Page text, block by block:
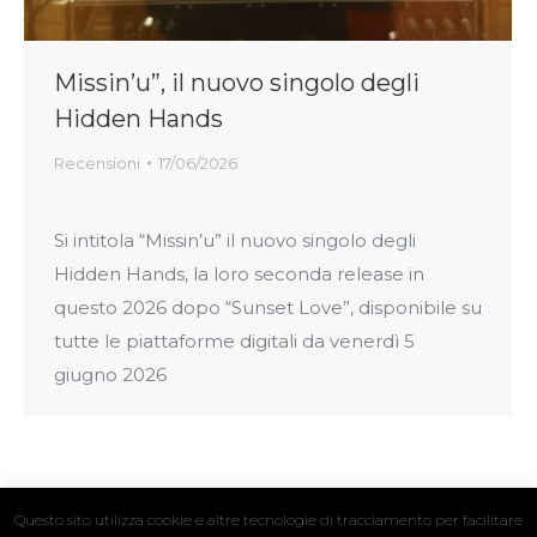
Missin’u”, il nuovo singolo degli
Hidden Hands
Recensioni 17/06/2026
Si intitola “Missin’u” il nuovo singolo degli
Hidden Hands, la loro seconda release in
questo 2026 dopo “Sunset Love”, disponibile su
tutte le piattaforme digitali da venerdì 5
giugno 2026
Questo sito utilizza cookie e altre tecnologie di tracciamento per facilitare